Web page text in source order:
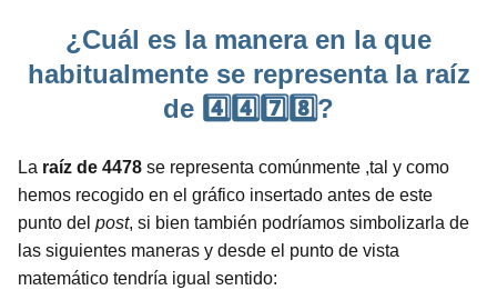
¿Cuál es la manera en la que
habitualmente se representa la raíz
de 4️⃣4️⃣7️⃣8️⃣?
La raíz de 4478 se representa comúnmente ,tal y como
hemos recogido en el gráfico insertado antes de este
punto del post, si bien también podríamos simbolizarla de
las siguientes maneras y desde el punto de vista
matemático tendría igual sentido: